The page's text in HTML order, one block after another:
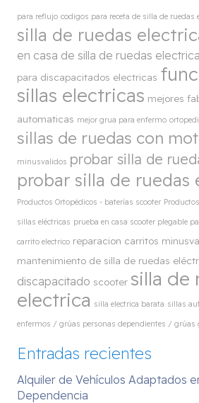
para reflujo codigos para receta de silla de ruedas
silla de ruedas
en casa de silla de ruedas
para discapacitados electricas
sillas electricas mejores
automaticas mejor grua para enfermo
sillas de ruedas con
minusvalidos probar silla de
probar silla de ruedas
Productos Ortopédicos - baterías scooter
sillas eléctricas prueba en casa scooter plegable
carrito electrico reparacion carritos
mantenimiento de silla de ruedas
discapacitado scooter silla de
electrica silla electrica barata sillas
enfermos / grúas personas dependientes / grúas
Entradas recientes
Alquiler de Vehículos Adaptados
Dependencia